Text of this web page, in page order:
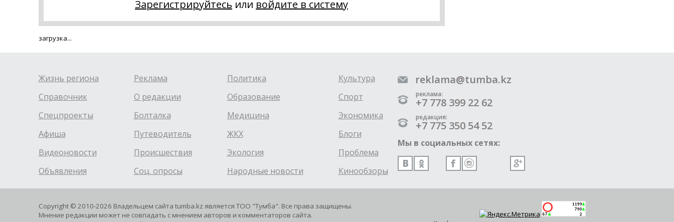
Зарегистрируйтесь или войдите в систему
загрузка...
Жизнь региона
Справочник
Спецпроекты
Афиша
Видеоновости
Объявления
Реклама
О редакции
Болталка
Путеводитель
Происшествия
Соц. опросы
Политика
Образование
Медицина
ЖКХ
Экология
Народные новости
Культура
Спорт
Экономика
Блоги
Проблема
Кинообзоры
reklama@tumba.kz
реклама:
+7 778 399 22 62
редакция:
+7 775 350 54 52
Мы в социальных сетях:
Copyright © 2010-2026 Владельцем сайта tumba.kz является ТОО "Тумба". Все права защищены.
Мнение редакции может не совпадать с мнением авторов и комментаторов сайта.